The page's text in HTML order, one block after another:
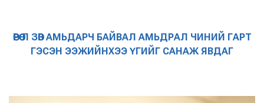
ӨӨРӨӨ Л ЗӨВ АМЬДАРЧ БАЙВАЛ АМЬДРАЛ ЧИНИЙ ГАРТ
ГЭСЭН ЭЭЖИЙНХЭЭ ҮГИЙГ САНАЖ ЯВДАГ